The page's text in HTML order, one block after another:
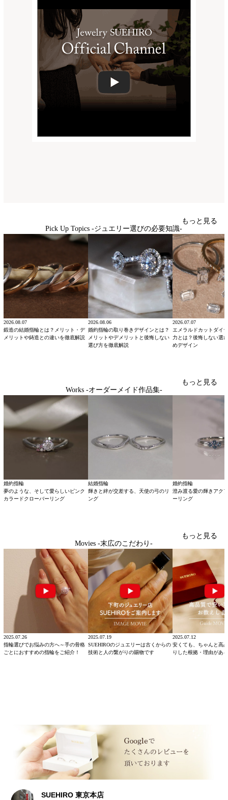
Pick Up Topics -ジュエリー選びの必要知識-
もっと見る
2026.08.07
鍛造の結婚指輪とは？メリット・デ
メリットや鋳造との違いを徹底解説
2026.08.06
婚約指輪の取り巻きデザインとは？
メリットやデメリットと後悔しない
選び方を徹底解説
2026.07.07
エメラルドカットダイ
力とは？後悔しない選
めデザイン
Works -オーダーメイド作品集-
もっと見る
婚約指輪
夢のような、そして愛らしいピンク
カラードクローバーリング
結婚指輪
輝きと絆が交差する、天使の弓のリ
ング
婚約指輪
澄み渡る愛の輝きアク
ーリング
Movies -末広のこだわり-
もっと見る
2025.07.26
指輪選びでお悩みの方へ～手の骨格
ごとにおすすめの指輪をご紹介！
2025.07.19
SUEHIROのジュエリーは古くからの
技術と人の繋がりの賜物です
2025.07.12
安くても、ちゃんと高
りした根拠・理由があ
SUEHIRO 東京本店